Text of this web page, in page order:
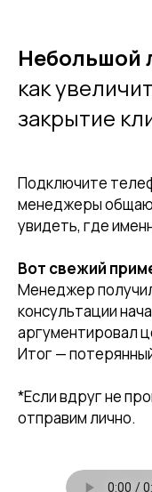
Небольшой
как
закрытие
Подключите
менеджеры
увидеть, где
Вот свежий
Менеджер
консультации
аргументировал
Итог —
*Если вдруг не
отправим лично.